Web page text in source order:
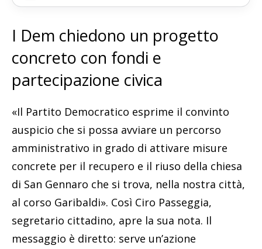
I Dem chiedono un progetto
concreto con fondi e
partecipazione civica
«Il Partito Democratico esprime il convinto
auspicio che si possa avviare un percorso
amministrativo in grado di attivare misure
concrete per il recupero e il riuso della chiesa
di San Gennaro che si trova, nella nostra città,
al corso Garibaldi». Così Ciro Passeggia,
segretario cittadino, apre la sua nota. Il
messaggio è diretto: serve un’azione